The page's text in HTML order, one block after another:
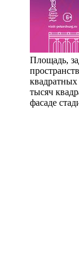
Площадь,
тысяч
фасаде